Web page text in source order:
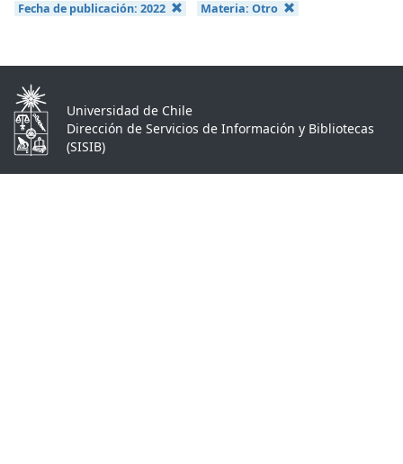
Fecha de publicación: 2022 Materia:Otro
Universidad de Chile
Dirección de Servicios de Información y Bibliotecas
(SISIB)